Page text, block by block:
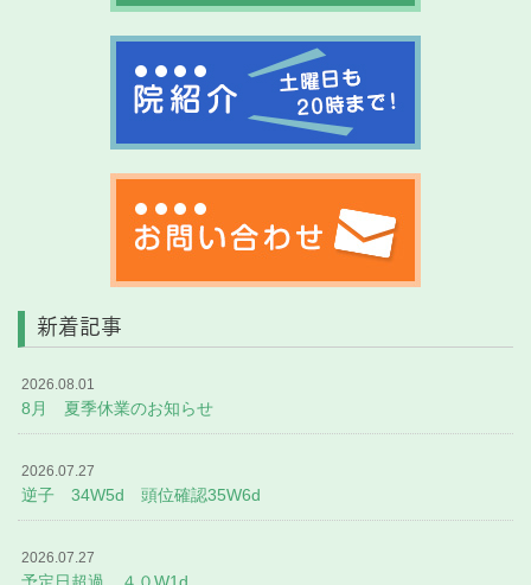
新着記事
2026.08.01
8月 夏季休業のお知らせ
2026.07.27
逆子 34W5d 頭位確認35W6d
2026.07.27
予定日超過 ４０W1d